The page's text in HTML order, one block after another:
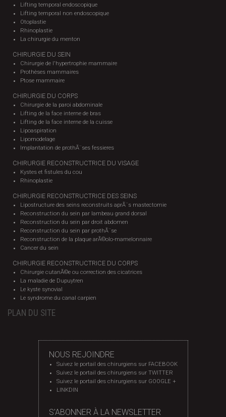
Lifting temporal endoscopique
Lifting temporal non endoscopique
Otoplastie
Rhinoplastie
La chirurgie du menton
CHIRURGIE DU SEIN
Chirurgie de l'hypertrophie mammaire
Prothèses mammaires
Ptose mammaire
CHIRURGIE DU CORPS
Chirurgie de la paroi abdominale
Lifting de la face interne de bras
Lifting de la face interne de la cuisse
Lipoaspiration
Lipomodelage
Implantation de prothÃ¨ses fessieres
CHIRURGIE RECONSTRUCTRICE DU VISAGE
Kystes et fistules du cou
Rhinoplastie
CHIRURGIE RECONSTRUCTRICE DES SEINS
Lipostructure des seins reconstruits aprÃ¨s mastectomie
Reconstruction du sein par lambeau grand dorsal
Reconstruction du sein par droit abdomen
Reconstruction du sein par prothÃ¨se
Reconstruction de la plaque arÃ©olo-mamelonnaire
Cancer du sein
CHIRURGIE RECONSTRUCTRICE DU CORPS
Chirurgie cutanÃ©e ou correction des cicatrices
La maladie de Dupuytren
Le kyste synovial
Le syndrome du canal carpien
PLAN DU SITE
NOUS REJOINDRE
Suivez le portail des chirurgiens sur FACEBOOK
Suivez le portail des chirurgiens sur TWITTER
Suivez le portail des chirurgiens sur GOOGLE +
LINKDIN
S'ABONNER À LA NEWSLETTER